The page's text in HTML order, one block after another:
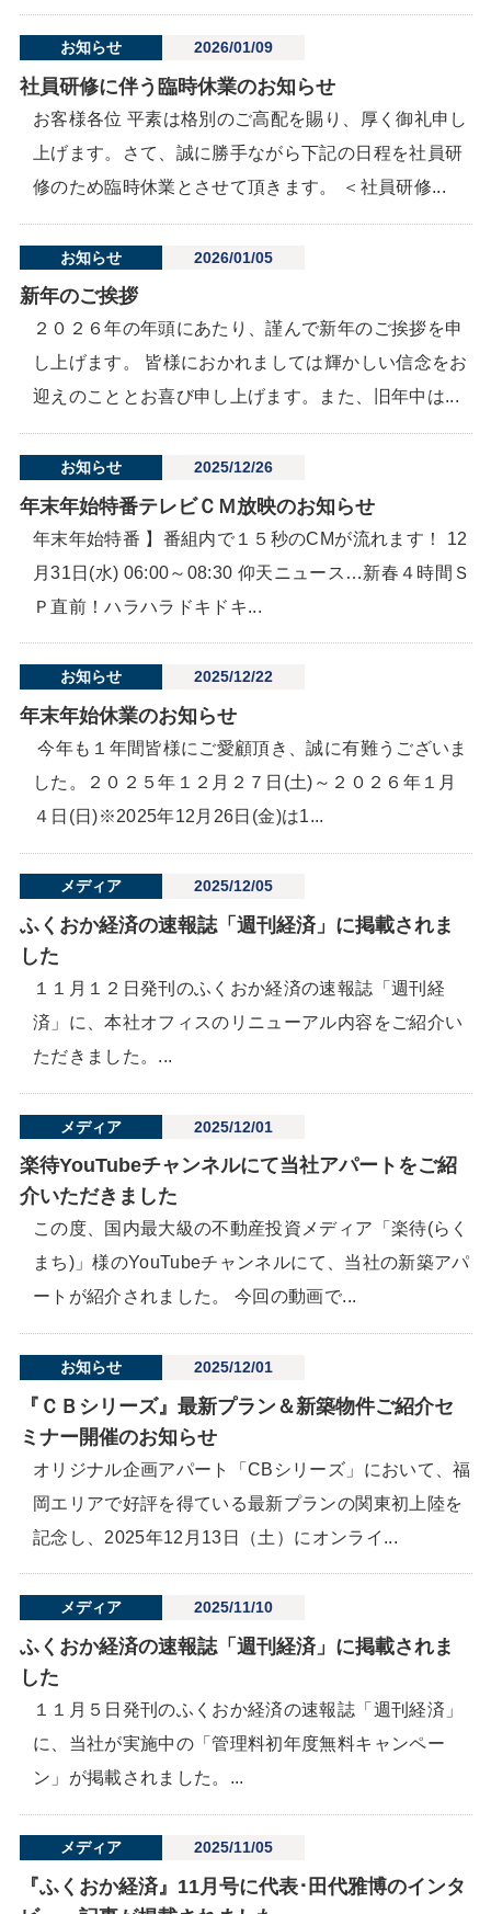
お知らせ 2026/01/09
社員研修に伴う臨時休業のお知らせ
お客様各位 平素は格別のご高配を賜り、厚く御礼申し
上げます。さて、誠に勝手ながら下記の日程を社員研
修のため臨時休業とさせて頂きます。 ＜社員研修...
お知らせ 2026/01/05
新年のご挨拶
２０２６年の年頭にあたり、謹んで新年のご挨拶を申
し上げます。 皆様におかれましては輝かしい信念をお
迎えのこととお喜び申し上げます。また、旧年中は...
お知らせ 2025/12/26
年末年始特番テレビＣＭ放映のお知らせ
年末年始特番 】番組内で１５秒のCMが流れます！ 12
月31日(水) 06:00～08:30 仰天ニュース…新春４時間Ｓ
Ｐ直前！ハラハラドキドキ...
お知らせ 2025/12/22
年末年始休業のお知らせ
今年も１年間皆様にご愛顧頂き、誠に有難うございま
した。２０２５年１２月２７日(土)～２０２６年１月
４日(日)※2025年12月26日(金)は1...
メディア 2025/12/05
ふくおか経済の速報誌「週刊経済」に掲載されま
した
１１月１２日発刊のふくおか経済の速報誌「週刊経
済」に、本社オフィスのリニューアル内容をご紹介い
ただきました。...
メディア 2025/12/01
楽待YouTubeチャンネルにて当社アパートをご紹
介いただきました
この度、国内最大級の不動産投資メディア「楽待(らく
まち)」様のYouTubeチャンネルにて、当社の新築アパ
ートが紹介されました。 今回の動画で...
お知らせ 2025/12/01
『ＣＢシリーズ』最新プラン＆新築物件ご紹介セ
ミナー開催のお知らせ
オリジナル企画アパート「CBシリーズ」において、福
岡エリアで好評を得ている最新プランの関東初上陸を
記念し、2025年12月13日（土）にオンライ...
メディア 2025/11/10
ふくおか経済の速報誌「週刊経済」に掲載されま
した
１１月５日発刊のふくおか経済の速報誌「週刊経済」
に、当社が実施中の「管理料初年度無料キャンペー
ン」が掲載されました。...
メディア 2025/11/05
『ふくおか経済』11月号に代表･田代雅博のインタ